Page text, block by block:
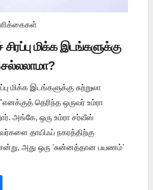
சிரப்பு மிக்க இடங்களுக்கு
மிக்க இடங்களுக்கு சுற்றுலா
தெரிந்த ஒருவர் உம்ரா
அங்கே, ஒரு உம்ரா சர்வீஸ்
தாயிஃப் நகரத்திற்கு
அது ஒரு 'சுன்னத்தான பயணம்'